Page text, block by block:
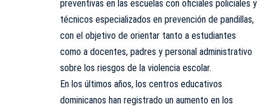
preventivas en las escuelas con oficiales policiales y
técnicos especializados en prevención de pandillas,
con el objetivo de orientar tanto a estudiantes
como a docentes, padres y personal administrativo
sobre los riesgos de la violencia escolar.
En los últimos años, los centros educativos
dominicanos han registrado un aumento en los